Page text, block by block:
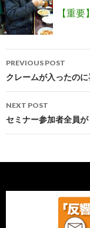
のお知
【重
Post
navigation
PREVIOUS POST
クレームが入ったの
NEXT POST
セミナー参加者全員